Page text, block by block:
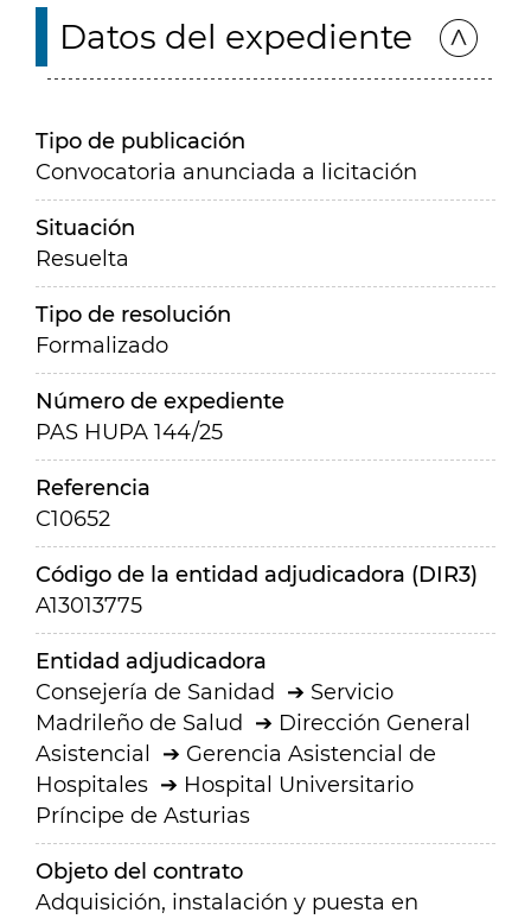
Datos del expediente
Tipo de publicación
Convocatoria anunciada a licitación
Situación
Resuelta
Tipo de resolución
Formalizado
Número de expediente
PAS HUPA 144/25
Referencia
C10652
Código de la entidad adjudicadora (DIR3)
A13013775
Entidad adjudicadora
Consejería de Sanidad
Servicio
Madrileño de Salud
Dirección General
Asistencial
Gerencia Asistencial de
Hospitales
Hospital Universitario
Príncipe de Asturias
Objeto del contrato
Adquisición, instalación y puesta en